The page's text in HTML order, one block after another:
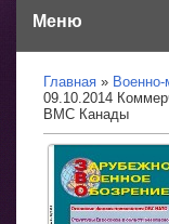
Меню
Главная
09.10.2014
ВМС Канады